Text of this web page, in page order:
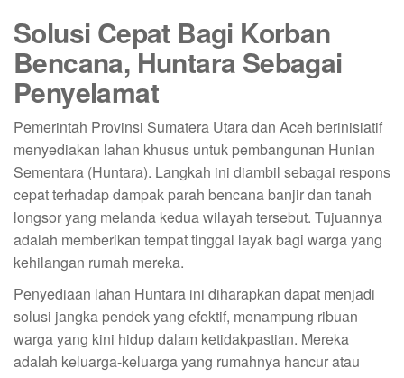
Solusi Cepat Bagi Korban
Bencana, Huntara Sebagai
Penyelamat
Pemerintah Provinsi Sumatera Utara dan Aceh berinisiatif
menyediakan lahan khusus untuk pembangunan Hunian
Sementara (Huntara). Langkah ini diambil sebagai respons
cepat terhadap dampak parah bencana banjir dan tanah
longsor yang melanda kedua wilayah tersebut. Tujuannya
adalah memberikan tempat tinggal layak bagi warga yang
kehilangan rumah mereka.
Penyediaan lahan Huntara ini diharapkan dapat menjadi
solusi jangka pendek yang efektif, menampung ribuan
warga yang kini hidup dalam ketidakpastian. Mereka
adalah keluarga-keluarga yang rumahnya hancur atau